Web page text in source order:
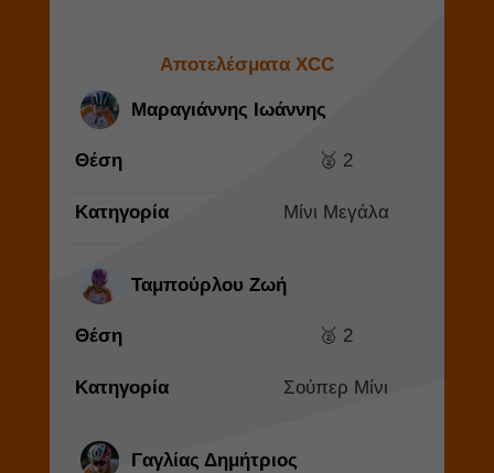
Αποτελέσματα XCC
Μαραγιάννης Ιωάννης
Θέση 🥈 2
Κατηγορία Μίνι Μεγάλα
Ταμπούρλου Ζωή
Θέση 🥈 2
Κατηγορία Σούπερ Μίνι
Γαγλίας Δημήτριος